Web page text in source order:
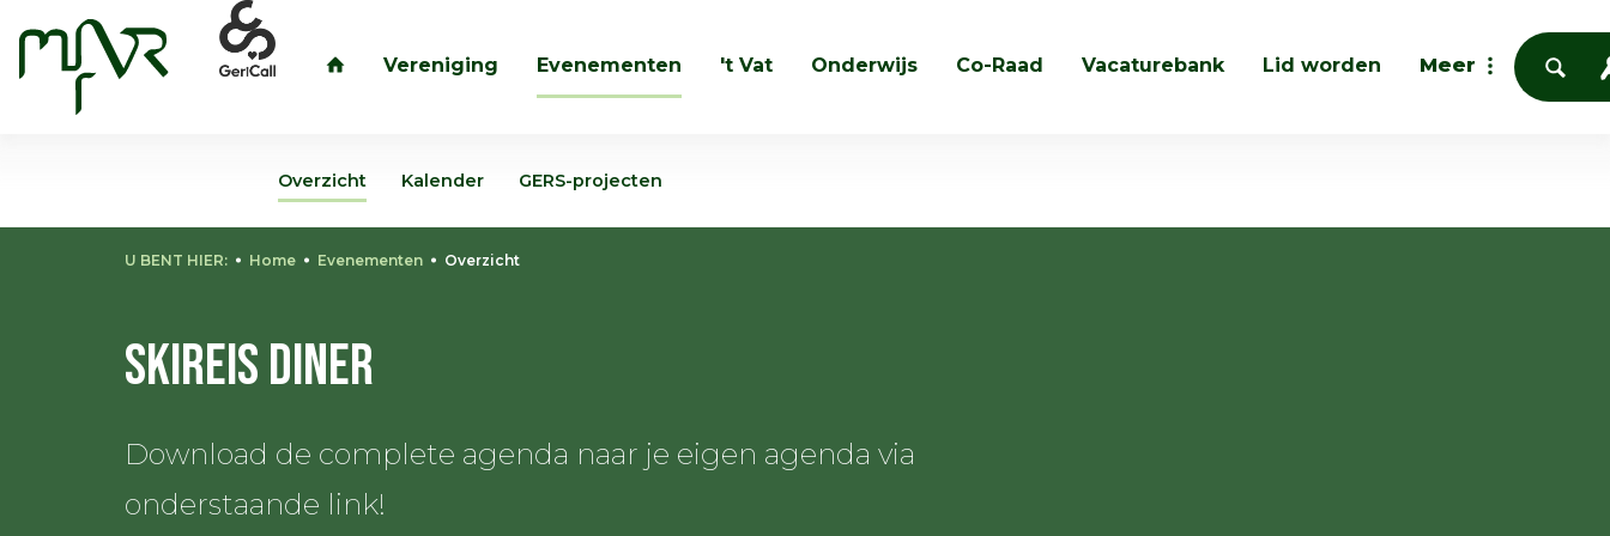
Vereniging Evenementen 't Vat Onderwijs Co-Raad Vacaturebank Lid worden Meer
Zoeken
inloggen
U BENT HIER: Home Evenementen Overzicht
Skireis diner
Download de complete agenda naar je eigen agenda via
onderstaande link!
Overzicht Kalender GERS-projecten